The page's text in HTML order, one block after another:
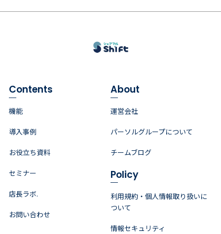
Contents
機能
導入事例
お役立ち資料
セミナー
店長ラボ.
お問い合わせ
About
運営会社
パーソルグループについて
チームブログ
Policy
利用規約・個人情報取り扱いに
ついて
情報セキュリティ